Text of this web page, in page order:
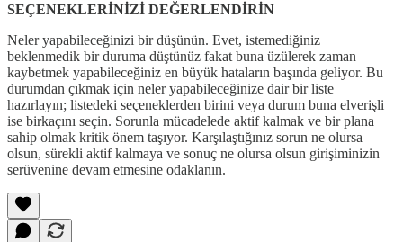
SEÇENEKLERİNİZİ DEĞERLENDİRİN
Neler yapabileceğinizi bir düşünün. Evet, istemediğiniz
beklenmedik bir duruma düştünüz fakat buna üzülerek zaman
kaybetmek yapabileceğiniz en büyük hataların başında geliyor. Bu
durumdan çıkmak için neler yapabileceğinize dair bir liste
hazırlayın; listedeki seçeneklerden birini veya durum buna elverişli
ise birkaçını seçin. Sorunla mücadelede aktif kalmak ve bir plana
sahip olmak kritik önem taşıyor. Karşılaştığınız sorun ne olursa
olsun, sürekli aktif kalmaya ve sonuç ne olursa olsun girişiminizin
serüvenine devam etmesine odaklanın.